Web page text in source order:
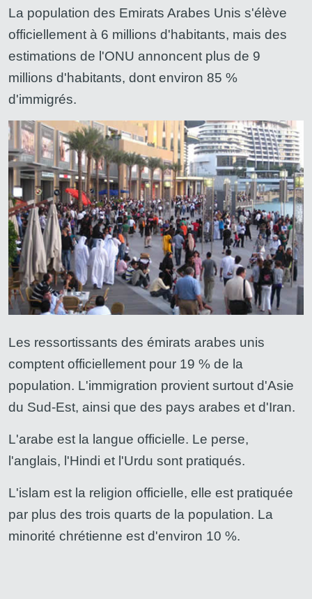
La population des Emirats Arabes Unis s'élève
officiellement à 6 millions d'habitants, mais des
estimations de l'ONU annoncent plus de 9
millions d'habitants, dont environ 85 %
d'immigrés.
Les ressortissants des émirats arabes unis
comptent officiellement pour 19 % de la
population. L'immigration provient surtout d'Asie
du Sud-Est, ainsi que des pays arabes et d'Iran.
L'arabe est la langue officielle. Le perse,
l'anglais, l'Hindi et l'Urdu sont pratiqués.
L'islam est la religion officielle, elle est pratiquée
par plus des trois quarts de la population. La
minorité chrétienne est d'environ 10 %.